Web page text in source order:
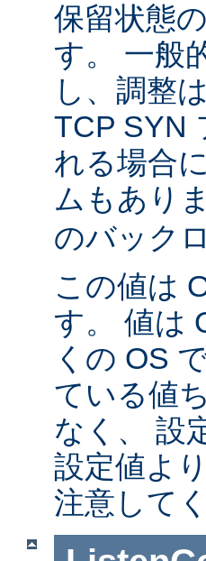
保留状態
す。 一般
し、調整
TCP SYN
れる場合
ムもあり
のバック
この値は
す。 値は
くの OS
ている値
なく、 設
設定値よ
注意して